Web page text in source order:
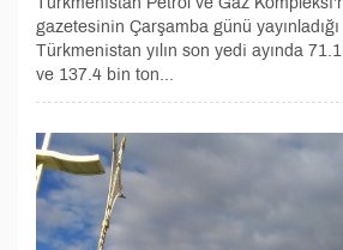
gazetesinin Çarşamba günü
Türkmenistan yılın son yedi ayında
ve 137.4 bin ton...